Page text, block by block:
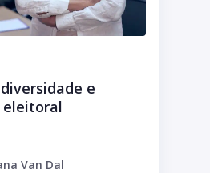
e
eleitoral
Van Dal